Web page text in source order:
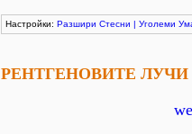
Настройки: Разшири Стесни | Уголеми
РЕНТГЕНОВИТЕ ЛУЧИ